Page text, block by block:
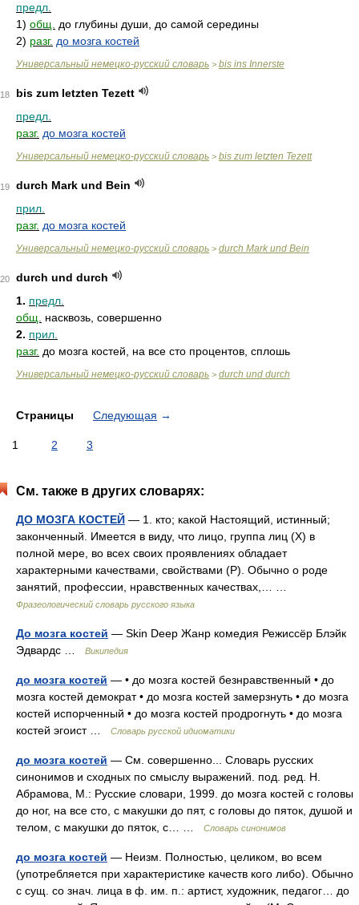
предл.
1) общ.
до глубины души, до самой середины
2) разг. до мозга костей
Универсальный немецко-русский словарь > bis ins Innerste
18
bis zum letzten Tezett
предл.
разг. до мозга костей
Универсальный немецко-русский словарь > bis zum letzten Tezett
19
durch Mark und Bein
прил.
разг. до мозга костей
Универсальный немецко-русский словарь > durch Mark und Bein
20
durch und durch
1. предл.
общ.
насквозь, совершенно
2. прил.
разг. до мозга костей, на все сто процентов, сплошь
Универсальный немецко-русский словарь > durch und durch
Страницы Следующая →
1 2 3
См. также в других словарях:
ДО МОЗГА КОСТЕЙ — 1. кто; какой Настоящий, истинный;
законченный. Имеется в виду, что лицо, группа лиц (Х) в
полной мере, во всех своих проявлениях обладает
характерными качествами, свойствами (Р). Обычно о роде
занятий, профессии, нравственных качествах,… …
Фразеологический словарь русского языка
До мозга костей — Skin Deep Жанр комедия Режиссёр Блэйк
Эдвардс …
Википедия
до мозга костей — • до мозга костей безнравственный • до
мозга костей демократ • до мозга костей замерзнуть • до мозга
костей испорченный • до мозга костей продрогнуть • до мозга
костей эгоист …
Словарь русской идиоматики
до мозга костей — См. совершенно... Словарь русских
синонимов и сходных по смыслу выражений. под. ред. Н.
Абрамова, М.: Русские словари, 1999. до мозга костей с головы
до ног, на все сто, с макушки до пят, с головы до пяток, душой и
телом, с макушки до пяток, с… …
Словарь синонимов
до мозга костей — Неизм. Полностью, целиком, во всем
(употребляется при характеристике качеств кого либо). Обычно
с сущ. со знач. лица в ф. им. п.: артист, художник, педагог… до